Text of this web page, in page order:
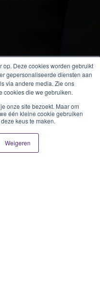
op. Deze cookies worden gebruikt
gepersonaliseerde diensten aan
via andere media. Zie ons
cookies die we gebruiken.
onze site bezoekt. Maar om
één kleine cookie gebruiken
keus te maken.
Weigeren